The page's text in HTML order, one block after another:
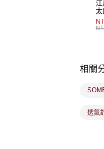
江
太
相關
透氣